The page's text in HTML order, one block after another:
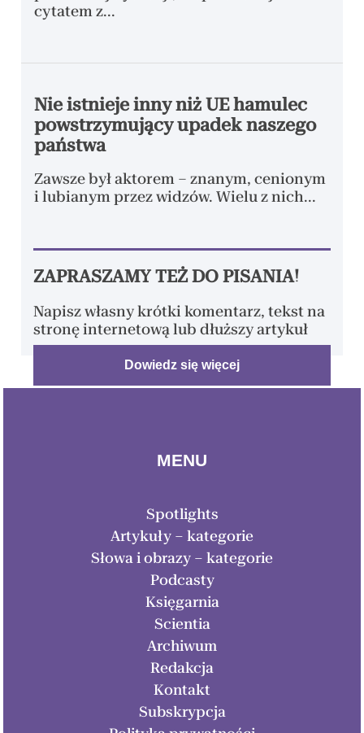
ZAPRASZAMY TEŻ DO PISANIA!
Napisz własny krótki komentarz, tekst na
stronę internetową lub dłuższy artykuł
Dowiedz się więcej
MENU
Spotlights
Artykuły – kategorie
Słowa i obrazy – kategorie
Podcasty
Księgarnia
Scientia
Archiwum
Redakcja
Kontakt
Subskrypcja